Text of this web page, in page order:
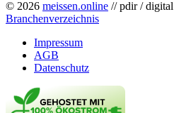
© 2026 meissen.online // pdir /
Branchenverzeichnis
Impressum
AGB
Datenschutz